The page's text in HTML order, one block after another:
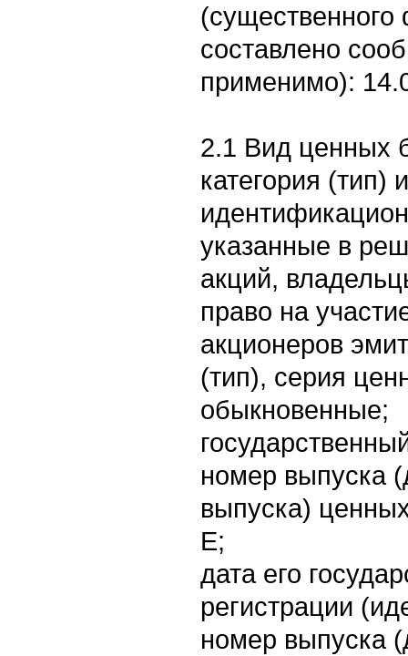
(существенного
составлено
применимо):
2.1 Вид ценных
категория (тип)
указанные в
акций,
право на
акционеров
(тип), серия
обыкновенные;
номер выпуска
выпуска)
E;
дата его
регистрации
номер выпуска